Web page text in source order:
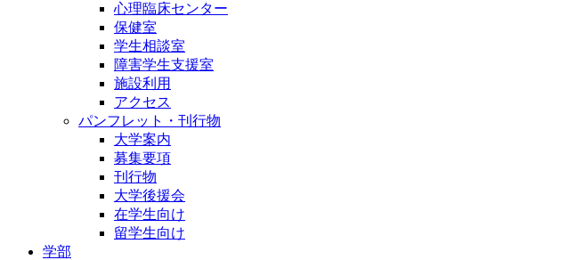
心理臨床センター
保健室
学生相談室
障害学生支援室
施設利用
アクセス
パンフレット・刊行物
大学案内
募集要項
刊行物
大学後援会
在学生向け
留学生向け
学部